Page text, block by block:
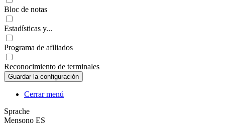
Bloc de notas
Estadísticas y...
Programa de afiliados
Reconocimiento de terminales
Cerrar menú
Sprache
Mensono ES